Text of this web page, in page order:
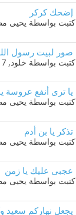
إضحك كركر
كتبت بواسطة يحيى
صور لبيت رسول
كتبت بواسطة خلود‏, 09-01-2013 01:17 AM
يا ترى أنفع عروسة
كتبت بواسطة يحيى
تذكر يا بن أدم
كتبت بواسطة يحيى
عجبى عليك يا زمن
كتبت بواسطة يحيى
يجعل نهاركم سعيد